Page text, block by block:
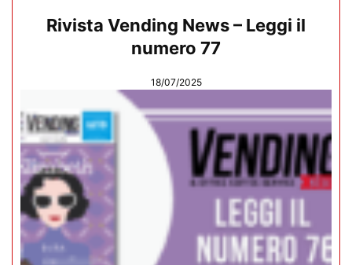
Rivista Vending News – Leggi il
numero 77
18/07/2025